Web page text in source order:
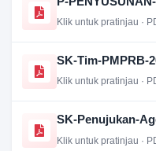
Klik untuk pratinjau ·
SK-Tim-PMPRB-
Klik untuk pratinjau ·
SK-Penujukan-
Klik untuk pratinjau ·